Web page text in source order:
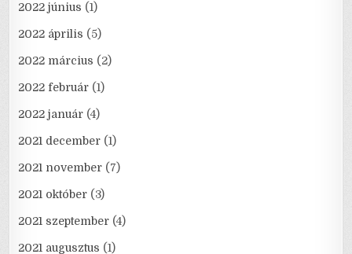
2022 június (1)
2022 április (5)
2022 március (2)
2022 február (1)
2022 január (4)
2021 december (1)
2021 november (7)
2021 október (3)
2021 szeptember (4)
2021 augusztus (1)